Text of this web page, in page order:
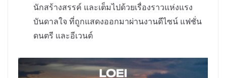
นักสร้างสรรค์ และเต็มไปด้วยเรื่องราวแห่งแรง
บันดาลใจ ที่ถูกแสดงออกมาผ่านงานดีไซน์ แฟชั่น
ดนตรี และอีเวนต์